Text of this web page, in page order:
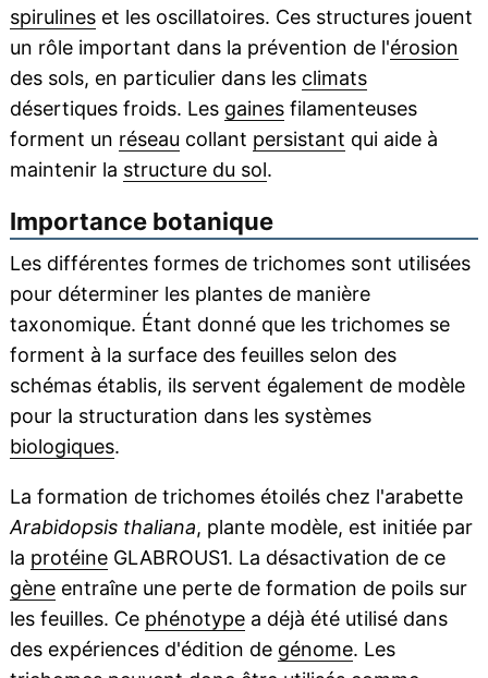
spirulineset les oscillatoires. Ces structures jouent
un rôle important dans la prévention de l'érosion
des sols, en particulier dans les climats
désertiques froids. Les gainesfilamenteuses
forment un réseau collant persistant qui aide à
maintenir la structure du sol.
Importance botanique
Les différentes formes de trichomes sont utilisées
pour déterminer les plantes de manière
taxonomique. Étant donné que les trichomes se
forment à la surface des feuilles selon des
schémas établis, ils servent également de modèle
pour la structuration dans les systèmes
biologiques.
La formation de trichomes étoilés chez l'arabette
Arabidopsis thaliana, plante modèle, est initiée par
la protéineGLABROUS1. La désactivation de ce
gèneentraîne une perte de formation de poils sur
les feuilles. Ce phénotypea déjà été utilisé dans
des expériences d'édition de génome. Les